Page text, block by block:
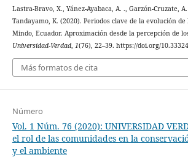
Lastra-Bravo, X., Yánez-Ayabaca, A. ., Garzón-Cruzate,
Tandayamo, K. (2020). Periodos clave de la evolución
Mindo, Ecuador. Aproximación desde la percepción de
Universidad-Verdad, 1(76), 22–39. https://doi.org/
Más formatos de cita
Número
Vol. 1 Núm. 76 (2020): UNIVERSIDAD
el rol de las comunidades en la
y el ambiente